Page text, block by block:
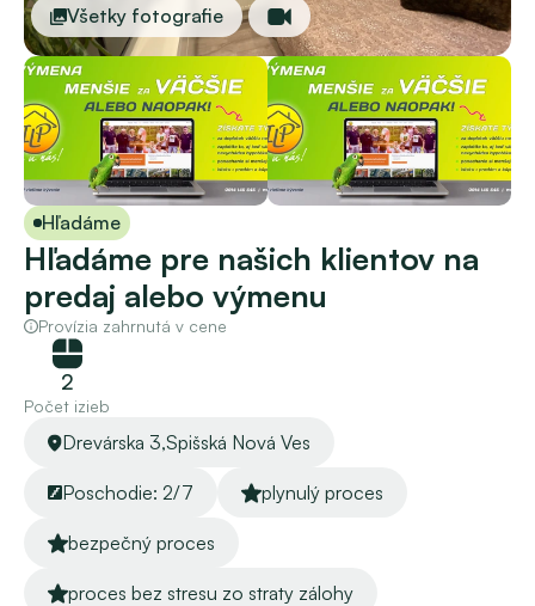
Všetky fotografie
Hľadáme
Hľadáme pre našich klientov na
predaj alebo výmenu
Provízia zahrnutá v cene
2
Počet izieb
Drevárska 3,Spišská Nová Ves
Poschodie: 2/7 plynulý proces
bezpečný proces
proces bez stresu zo straty zálohy